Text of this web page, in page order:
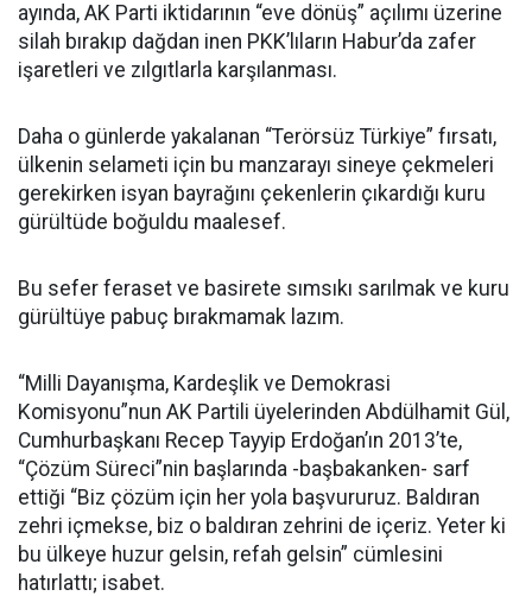
ayında, AK Parti iktidarının “eve dönüş” açılımı üzerine
silah bırakıp dağdan inen PKK’lıların Habur’da zafer
işaretleri ve zılgıtlarla karşılanması.
Daha o günlerde yakalanan “Terörsüz Türkiye” fırsatı,
ülkenin selameti için bu manzarayı sineye çekmeleri
gerekirken isyan bayrağını çekenlerin çıkardığı kuru
gürültüde boğuldu maalesef.
Bu sefer feraset ve basirete sımsıkı sarılmak ve kuru
gürültüye pabuç bırakmamak lazım.
“Milli Dayanışma, Kardeşlik ve Demokrasi
Komisyonu”nun AK Partili üyelerinden Abdülhamit Gül,
Cumhurbaşkanı Recep Tayyip Erdoğan’ın 2013’te,
“Çözüm Süreci”nin başlarında -başbakanken- sarf
ettiği “Biz çözüm için her yola başvururuz. Baldıran
zehri içmekse, biz o baldıran zehrini de içeriz. Yeter ki
bu ülkeye huzur gelsin, refah gelsin” cümlesini
hatırlattı; isabet.